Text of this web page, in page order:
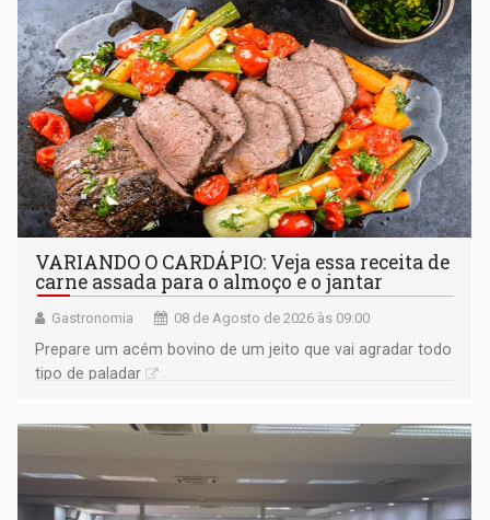
VARIANDO O CARDÁPIO: Veja essa receita de
carne assada para o almoço e o jantar
Gastronomia 08 de Agosto de 2026 às 09:00
Prepare um acém bovino de um jeito que vai agradar todo
tipo de paladar